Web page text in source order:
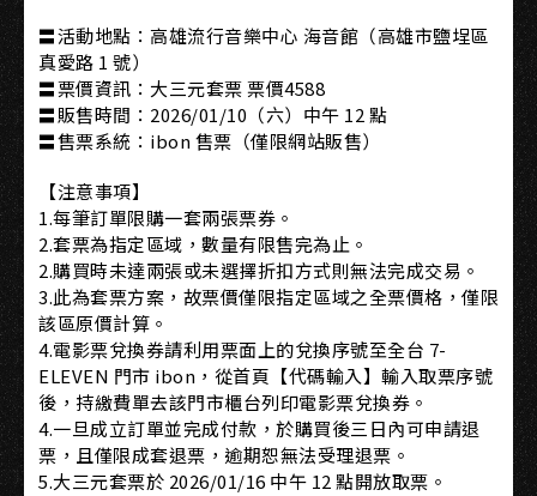
〓活動地點：高雄流行音樂中心 海音館（高雄市鹽埕區
真愛路 1 號）
〓票價資訊：大三元套票 票價4588
〓販售時間：2026/01/10（六）中午 12 點
〓售票系統：ibon 售票（僅限網站販售）
【注意事項】
1.每筆訂單限購一套兩張票券。
2.套票為指定區域，數量有限售完為止。
2.購買時未達兩張或未選擇折扣方式則無法完成交易。
3.此為套票方案，故票價僅限指定區域之全票價格，僅限
該區原價計算。
4.電影票兌換券請利用票面上的兌換序號至全台 7-
ELEVEN 門市 ibon，從首頁【代碼輸入】輸入取票序號
後，持繳費單去該門市櫃台列印電影票兌換券。
4.一旦成立訂單並完成付款，於購買後三日內可申請退
票，且僅限成套退票，逾期恕無法受理退票。
5.大三元套票於 2026/01/16 中午 12 點開放取票。